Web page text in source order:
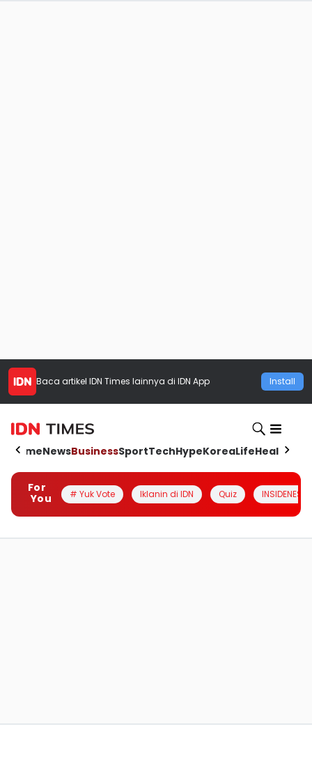
Baca artikel IDN Times lainnya di IDN App Install
HomeNewsBusinessSportTechHypeKoreaLifeHealth
For
You
# Yuk Vote Iklanin di IDN Quiz INSIDENESIA